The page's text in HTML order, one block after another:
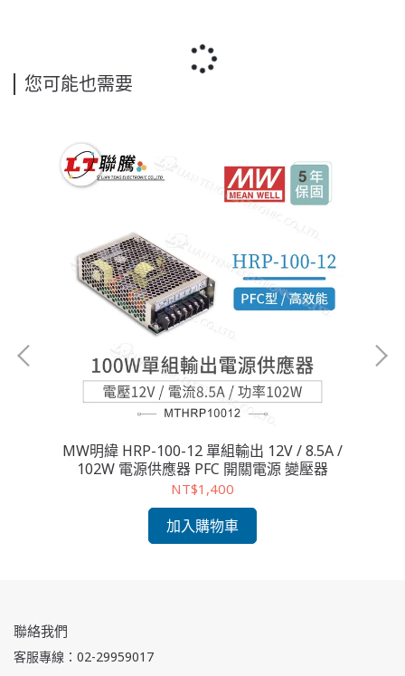
您可能也需要
MW明緯 HRP-100-12 單組輸出 12V / 8.5A /
102W 電源供應器 PFC 開關電源 變壓器
NT$1,400
加入購物車
聯絡我們
客服專線：02-29959017